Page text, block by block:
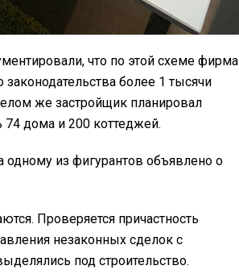
что по этой схеме фирма
более 1 тысячи
же застройщик планировал
74 дома и 200 коттеджей.
одному из фигурантов объявлено о
Проверяется причастность
незаконных сделок с
под строительство.